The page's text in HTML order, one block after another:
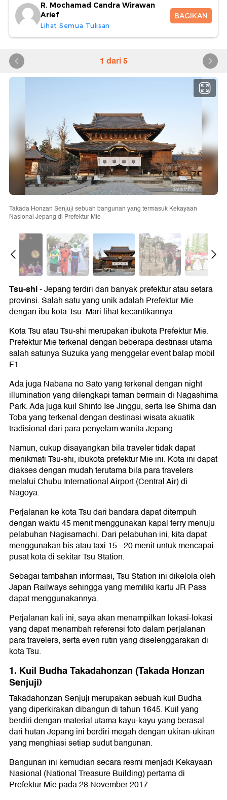
R. Mochamad Candra Wirawan
Arief
Lihat Semua Tulisan
BAGIKAN
1 dari 5
Takada Honzan Senjuji sebuah bangunan yang termasuk Kekayaan
Nasional Jepang di Prefektur Mie
Tsu-shi- Jepang terdiri dari banyak prefektur atau setara
provinsi. Salah satu yang unik adalah Prefektur Mie
dengan ibu kota Tsu. Mari lihat kecantikannya:
Kota Tsu atau Tsu-shi merupakan ibukota Prefektur Mie.
Prefektur Mie terkenal dengan beberapa destinasi utama
salah satunya Suzuka yang menggelar event balap mobil
F1.
Ada juga Nabana no Sato yang terkenal dengan night
illumination yang dilengkapi taman bermain di Nagashima
Park. Ada juga kuil Shinto Ise Jinggu, serta Ise Shima dan
Toba yang terkenal dengan destinasi wisata akuatik
tradisional dari para penyelam wanita Jepang.
Namun, cukup disayangkan bila traveler tidak dapat
menikmati Tsu-shi, ibukota prefektur Mie ini. Kota ini dapat
diakses dengan mudah terutama bila para travelers
melalui Chubu International Airport (Central Air) di
Nagoya.
Perjalanan ke kota Tsu dari bandara dapat ditempuh
dengan waktu 45 menit menggunakan kapal ferry menuju
pelabuhan Nagisamachi. Dari pelabuhan ini, kita dapat
menggunakan bis atau taxi 15 - 20 menit untuk mencapai
pusat kota di sekitar Tsu Station.
Sebagai tambahan informasi, Tsu Station ini dikelola oleh
Japan Railways sehingga yang memiliki kartu JR Pass
dapat menggunakannya.
Perjalanan kali ini, saya akan menampilkan lokasi-lokasi
yang dapat menambah referensi foto dalam perjalanan
para travelers, serta even rutin yang diselenggarakan di
kota Tsu.
1. Kuil Budha Takadahonzan (Takada Honzan
Senjuji)
Takadahonzan Senjuji merupakan sebuah kuil Budha
yang diperkirakan dibangun di tahun 1645. Kuil yang
berdiri dengan material utama kayu-kayu yang berasal
dari hutan Jepang ini berdiri megah dengan ukiran-ukiran
yang menghiasi setiap sudut bangunan.
Bangunan ini kemudian secara resmi menjadi Kekayaan
Nasional (National Treasure Building) pertama di
Prefektur Mie pada 28 November 2017.